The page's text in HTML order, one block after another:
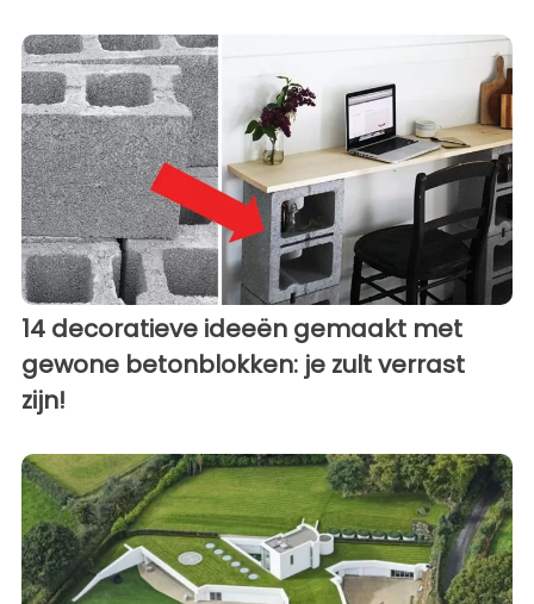
14 decoratieve ideeën gemaakt met
gewone betonblokken: je zult verrast
zijn!